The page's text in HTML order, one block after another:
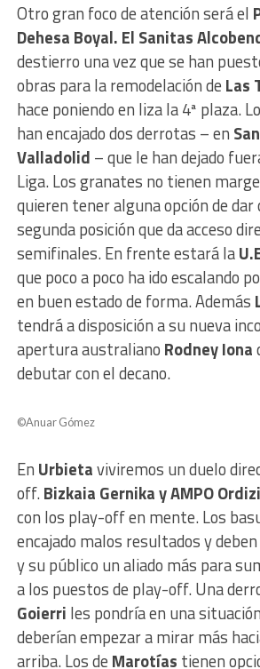
Otro gran foco de atención será el
Dehesa Boyal. El Sanitas
destierro una vez que se han
obras para la remodelación de Las
hace poniendo en liza la 4ª plaza.
han encajado dos derrotas – en
Valladolid – que le han dejado
Liga. Los granates no tienen
quieren tener alguna opción de dar
segunda posición que da acceso
semifinales. En frente estará la
que poco a poco ha ido escalando
en buen estado de forma. Además
tendrá a disposición a su nueva
apertura australiano Rodney Iona
debutar con el decano.
©Anuar Gómez
En Urbietaviviremos un duelo
off.Bizkaia Gernika y AMPO
con los play-off en mente. Los
encajado malos resultados y
y su público un aliado más para
a los puestos de play-off. Una
Goierri les pondría en una
deberían empezar a mirar más
arriba. Los de Marotías tienen